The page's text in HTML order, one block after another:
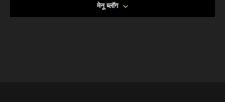
मेनू ब्लॉग